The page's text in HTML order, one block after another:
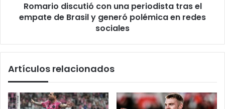
en
sociales
Romario discutió con una periodista tras el
empate de Brasil y generó polémica en redes
sociales
Artículos relacionados